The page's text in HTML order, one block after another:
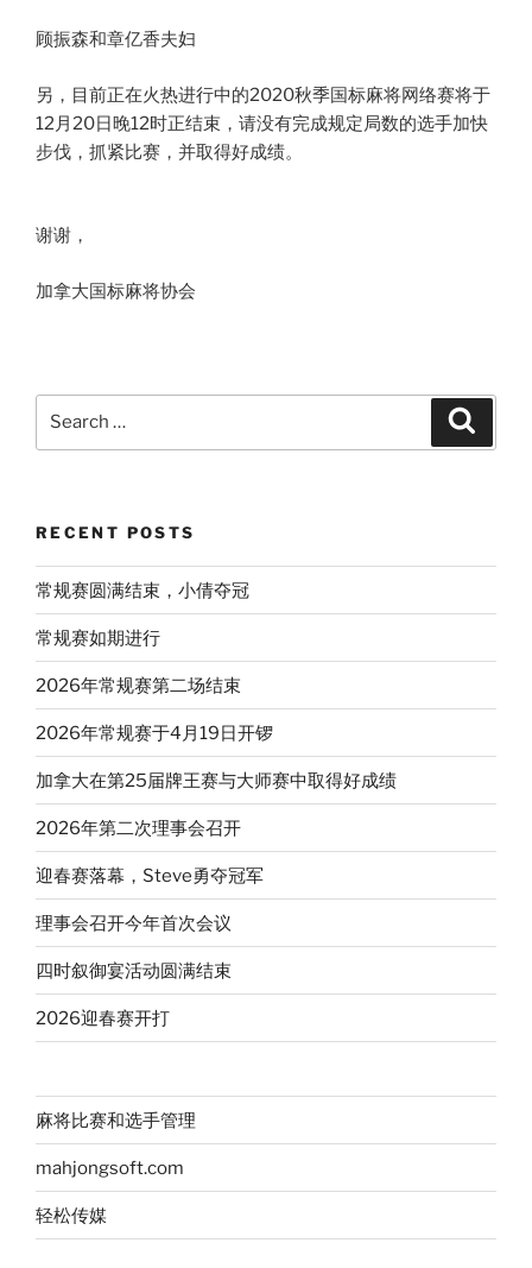
顾振森和章亿香夫妇
另，目前正在火热进行中的2020秋季国标麻将网络赛将于
12月20日晚12时正结束，请没有完成规定局数的选手加快
步伐，抓紧比赛，并取得好成绩。
谢谢，
加拿大国标麻将协会
RECENT POSTS
常规赛圆满结束，小倩夺冠
常规赛如期进行
2026年常规赛第二场结束
2026年常规赛于4月19日开锣
加拿大在第25届牌王赛与大师赛中取得好成绩
2026年第二次理事会召开
迎春赛落幕，Steve勇夺冠军
理事会召开今年首次会议
四时叙御宴活动圆满结束
2026迎春赛开打
麻将比赛和选手管理
mahjongsoft.com
轻松传媒